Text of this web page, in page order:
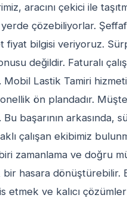
aracını çekici ile
çözebiliyorlar.
fiyat bilgisi veriyoruz.
değildir. Faturalı
Lastik Tamiri
ön plandadır.
başarının arkasında,
çalışan ekibimiz
zamanlama ve doğru
hasara dönüştürebilir.
etmek ve kalıcı